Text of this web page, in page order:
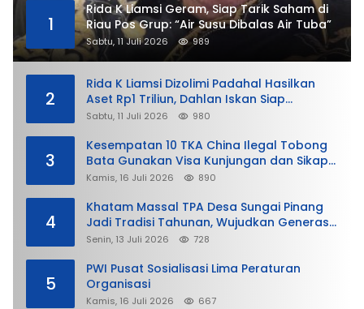
1
Rida K Liamsi Geram, Siap Tarik Saham di
Riau Pos Grup: “Air Susu Dibalas Air Tuba”
Sabtu, 11 Juli 2026 989
2
Rida K Liamsi Dizolimi Padahal Hasilkan
Aset Rp1 Triliun, Dahlan Iskan Siap
Membela
Sabtu, 11 Juli 2026 980
3
Kesempatan 10 TKA China Ilegal Tobong
Bata Gunakan Visa Kunjungan dan Sikap
Lunak Ditjen Imigrasi Kepri?
Kamis, 16 Juli 2026 890
4
Khatam Massal TPA Desa Sungai Pinang
Jadi Tradisi Tahunan, Wujudkan Generasi
Qurani
Senin, 13 Juli 2026 728
5
PWI Pusat Sosialisasi Lima Peraturan
Organisasi
Kamis, 16 Juli 2026 667